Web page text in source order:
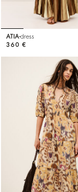
ATIA dress
360 €